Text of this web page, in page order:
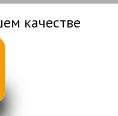
качестве